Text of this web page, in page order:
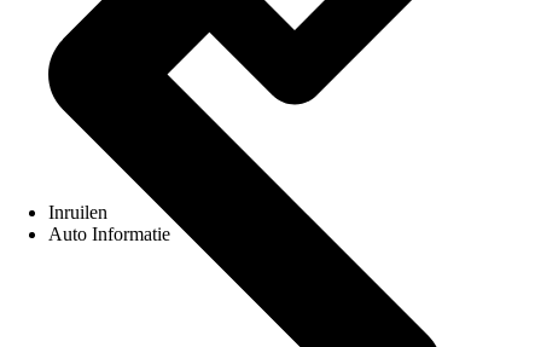
Inruilen
Auto Informatie